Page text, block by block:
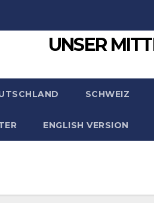
UNSER
SCHWEIZ
ENGLISH VERSION